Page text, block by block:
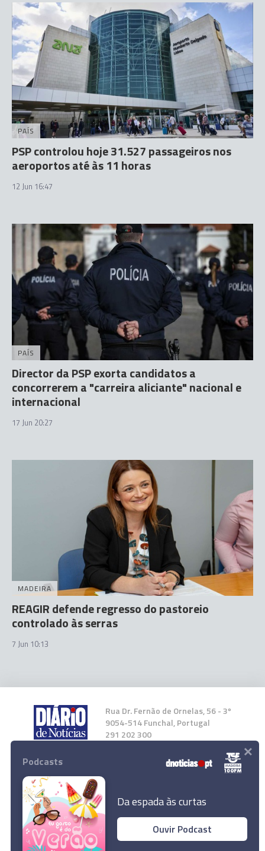
Bombeiros chamados para queimada na
PAÍS
PSP controlou hoje 31.527 passageiros nos
aeroportos até às 11 horas
12 Jun 16:47
PAÍS
Director da PSP exorta candidatos a
concorrerem a "carreira aliciante" nacional e
internacional
17 Jun 20:27
MADEIRA
REAGIR defende regresso do pastoreio
controlado às serras
7 Jun 10:13
Rua Dr. Fernão de Ornelas, 56 - 3º
9054-514 Funchal, Portugal
291 202 300
Instale a nossa App
© 2026 Empresa Diário de Notícias, Lda.
Podcasts
Da espada às curtas
Ouvir Podcast
×